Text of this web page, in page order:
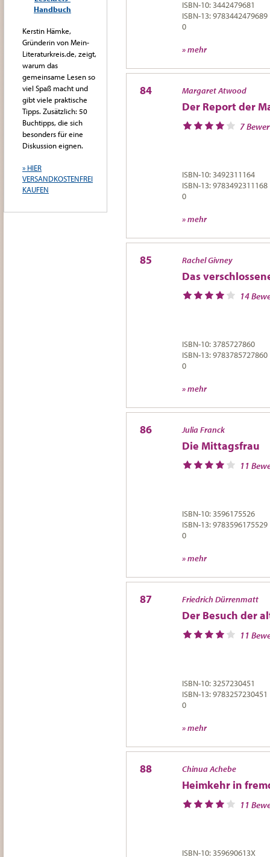
ISBN-10: 3442479681
ISBN-13: 9783442479689
0
» mehr
84 Margaret Atwood
Der Report der
7
ISBN-10: 3492311164
ISBN-13: 9783492311168
0
» mehr
85 Rachel Givney
Das
14
ISBN-10: 3785727860
ISBN-13: 9783785727860
0
» mehr
86 Julia Franck
Die Mittagsfrau
11
ISBN-10: 3596175526
ISBN-13: 9783596175529
0
» mehr
87 Friedrich Dürrenmatt
Der Besuch der
11
ISBN-10: 3257230451
ISBN-13: 9783257230451
0
» mehr
88 Chinua Achebe
Heimkehr in
11
ISBN-10: 359690613X
Kerstin Hämke,
Gründerin von Mein-
Literaturkreis.de, zeigt,
warum das
gemeinsame Lesen so
viel Spaß macht und
gibt viele praktische
Tipps. Zusätzlich: 50
Buchtipps, die sich
besonders für eine
Diskussion eignen.
» HIER
VERSANDKOSTENFREI
KAUFEN